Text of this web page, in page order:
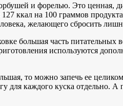
и форелью. Это ценная,
ккал на 100 граммов
желающего сбросить
большая часть
используются
то можно запечь ее
каждого куска отдельно.